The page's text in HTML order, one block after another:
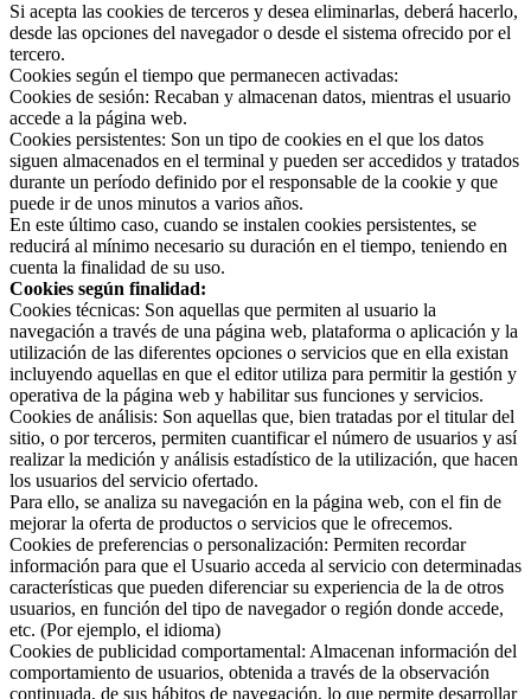
Si acepta las cookies de terceros y desea eliminarlas, deberá hacerlo,
desde las opciones del navegador o desde el sistema ofrecido por el
tercero.
Cookies según el tiempo que permanecen activadas:
Cookies de sesión: Recaban y almacenan datos, mientras el usuario
accede a la página web.
Cookies persistentes: Son un tipo de cookies en el que los datos
siguen almacenados en el terminal y pueden ser accedidos y tratados
durante un período definido por el responsable de la cookie y que
puede ir de unos minutos a varios años.
En este último caso, cuando se instalen cookies persistentes, se
reducirá al mínimo necesario su duración en el tiempo, teniendo en
cuenta la finalidad de su uso.
Cookies según finalidad:
Cookies técnicas: Son aquellas que permiten al usuario la
navegación a través de una página web, plataforma o aplicación y la
utilización de las diferentes opciones o servicios que en ella existan
incluyendo aquellas en que el editor utiliza para permitir la gestión y
operativa de la página web y habilitar sus funciones y servicios.
Cookies de análisis: Son aquellas que, bien tratadas por el titular del
sitio, o por terceros, permiten cuantificar el número de usuarios y así
realizar la medición y análisis estadístico de la utilización, que hacen
los usuarios del servicio ofertado.
Para ello, se analiza su navegación en la página web, con el fin de
mejorar la oferta de productos o servicios que le ofrecemos.
Cookies de preferencias o personalización: Permiten recordar
información para que el Usuario acceda al servicio con determinadas
características que pueden diferenciar su experiencia de la de otros
usuarios, en función del tipo de navegador o región donde accede,
etc. (Por ejemplo, el idioma)
Cookies de publicidad comportamental: Almacenan información del
comportamiento de usuarios, obtenida a través de la observación
continuada, de sus hábitos de navegación, lo que permite desarrollar